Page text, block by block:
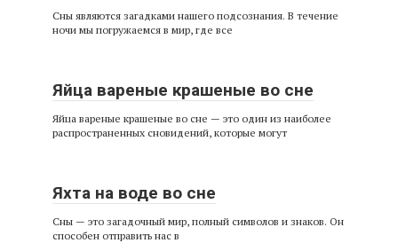
Сны являются загадками нашего подсознания. В течение
ночи мы погружаемся в мир, где все
Яйца вареные крашеные во сне
Яйца вареные крашеные во сне — это один из наиболее
распространенных сновидений, которые могут
Яхта на воде во сне
Сны — это загадочный мир, полный символов и знаков. Он
способен отправить нас в